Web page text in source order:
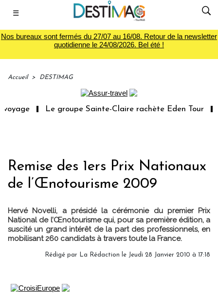
☰
Nos bureaux sont fermés du 27/07 au 16/08. Retour de la newsletter
quotidienne le 24/08/2026. Bel été !
Accueil > DESTIMAG
Le groupe Sainte-Claire rachète Eden Tour
Remise des 1ers Prix Nationaux
de l’Œnotourisme 2009
Hervé Novelli, a présidé la cérémonie du premier Prix
National de l’Œnotourisme qui, pour sa première édition, a
suscité un grand intérêt de la part des professionnels, en
mobilisant 260 candidats à travers toute la France.
Rédigé par La Rédaction le Jeudi 28 Janvier 2010 à 17:18